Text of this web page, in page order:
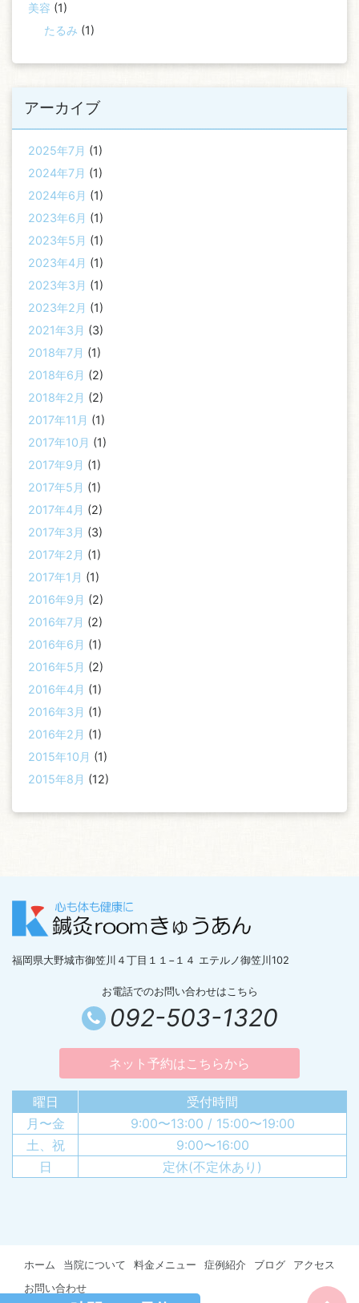
美容 (1)
たるみ (1)
アーカイブ
2025年7月 (1)
2024年7月 (1)
2024年6月 (1)
2023年6月 (1)
2023年5月 (1)
2023年4月 (1)
2023年3月 (1)
2023年2月 (1)
2021年3月 (3)
2018年7月 (1)
2018年6月 (2)
2018年2月 (2)
2017年11月 (1)
2017年10月 (1)
2017年9月 (1)
2017年5月 (1)
2017年4月 (2)
2017年3月 (3)
2017年2月 (1)
2017年1月 (1)
2016年9月 (2)
2016年7月 (2)
2016年6月 (1)
2016年5月 (2)
2016年4月 (1)
2016年3月 (1)
2016年2月 (1)
2015年10月 (1)
2015年8月 (12)
福岡県大野城市御笠川４丁目１１−１４ エテルノ御笠川102
お電話でのお問い合わせはこちら
092-503-1320
ネット予約はこちらから
曜日
受付時間
月〜金
9:00〜13:00 / 15:00〜19:00
土、祝
9:00〜16:00
日
定休(不定休あり)
ホーム 当院について 料金メニュー 症例紹介 ブログ
アクセス
お問い合わせ